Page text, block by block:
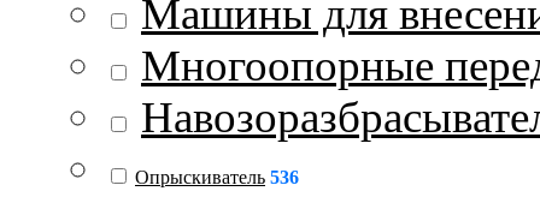
Машины для
Многоопорные
Опрыскиватель 536